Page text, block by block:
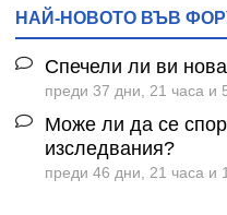
НАЙ-НОВОТО ВЪВ
Спечели ли ви
преди 37 дни, 21 часа и
Може ли да се
изследвания?
преди 46 дни, 21 часа и